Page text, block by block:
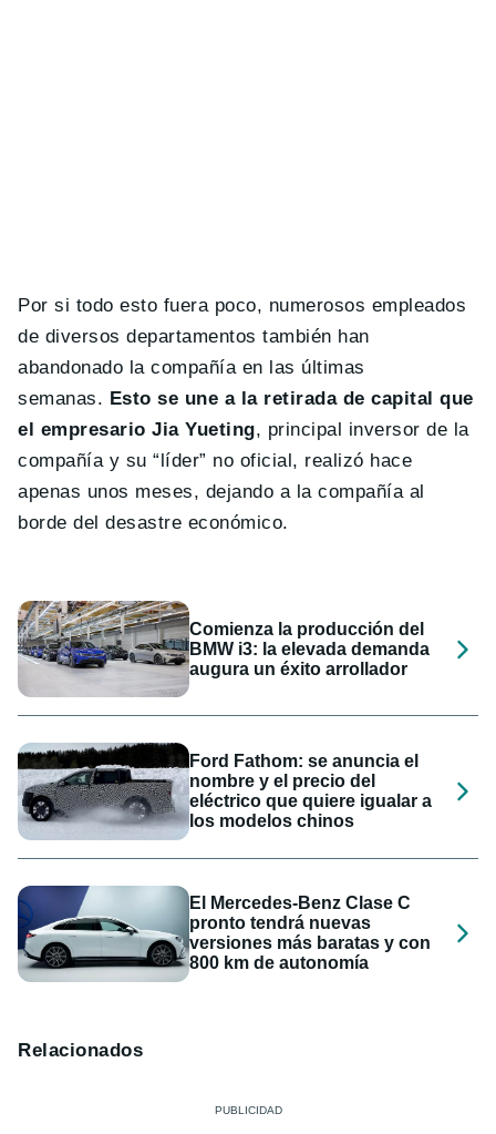
Por si todo esto fuera poco, numerosos empleados
de diversos departamentos también han
abandonado la compañía en las últimas
semanas. Esto se une a la retirada de capital que
el empresario Jia Yueting, principal inversor de la
compañía y su “líder” no oficial, realizó hace
apenas unos meses, dejando a la compañía al
borde del desastre económico.
Comienza la producción del
BMW i3: la elevada demanda
augura un éxito arrollador
Ford Fathom: se anuncia el
nombre y el precio del
eléctrico que quiere igualar a
los modelos chinos
El Mercedes-Benz Clase C
pronto tendrá nuevas
versiones más baratas y con
800 km de autonomía
Relacionados